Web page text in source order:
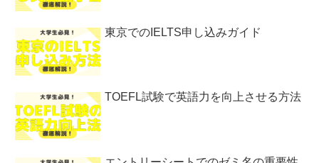
東京でのIELTS申し込みガイド
TOEFL試験で英語力を向上させる方法